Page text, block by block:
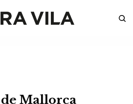
de Mallorca